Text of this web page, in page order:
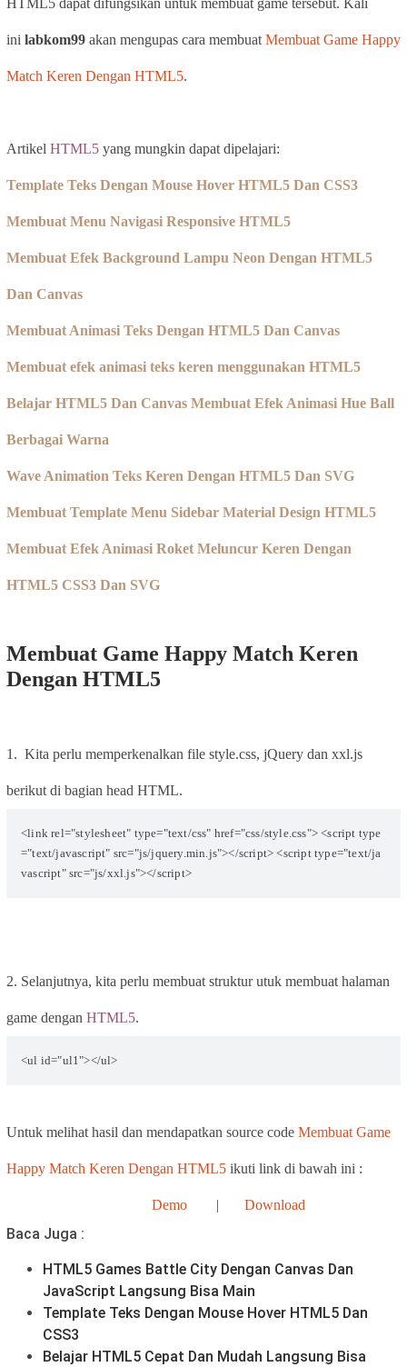
HTML5 dapat difungsikan untuk membuat game tersebut. Kali
ini labkom99 akan mengupas cara membuat Membuat Game Happy
Match Keren Dengan HTML5.
Artikel HTML5 yang mungkin dapat dipelajari:
Template Teks Dengan Mouse Hover HTML5 Dan CSS3
Membuat Menu Navigasi Responsive HTML5
Membuat Efek Background Lampu Neon Dengan HTML5
Dan Canvas
Membuat Animasi Teks Dengan HTML5 Dan Canvas
Membuat efek animasi teks keren menggunakan HTML5
Belajar HTML5 Dan Canvas Membuat Efek Animasi Hue Ball
Berbagai Warna
Wave Animation Teks Keren Dengan HTML5 Dan SVG
Membuat Template Menu Sidebar Material Design HTML5
Membuat Efek Animasi Roket Meluncur Keren Dengan
HTML5 CSS3 Dan SVG
Membuat Game Happy Match Keren
Dengan HTML5
1. Kita perlu memperkenalkan file style.css, jQuery dan xxl.js
berikut di bagian head HTML.
<link rel="stylesheet" type="text/css" href="css/style.css"> <script type
="text/javascript" src="js/jquery.min.js"></script> <script type="text/ja
vascript" src="js/xxl.js"></script>
2. Selanjutnya, kita perlu membuat struktur utuk membuat halaman
game dengan HTML5.
<ul id="ul1"></ul>
Untuk melihat hasil dan mendapatkan source code Membuat Game
Happy Match Keren Dengan HTML5 ikuti link di bawah ini :
Demo | Download
Baca Juga :
HTML5 Games Battle City Dengan Canvas Dan
JavaScript Langsung Bisa Main
Template Teks Dengan Mouse Hover HTML5 Dan
CSS3
Belajar HTML5 Cepat Dan Mudah Langsung Bisa